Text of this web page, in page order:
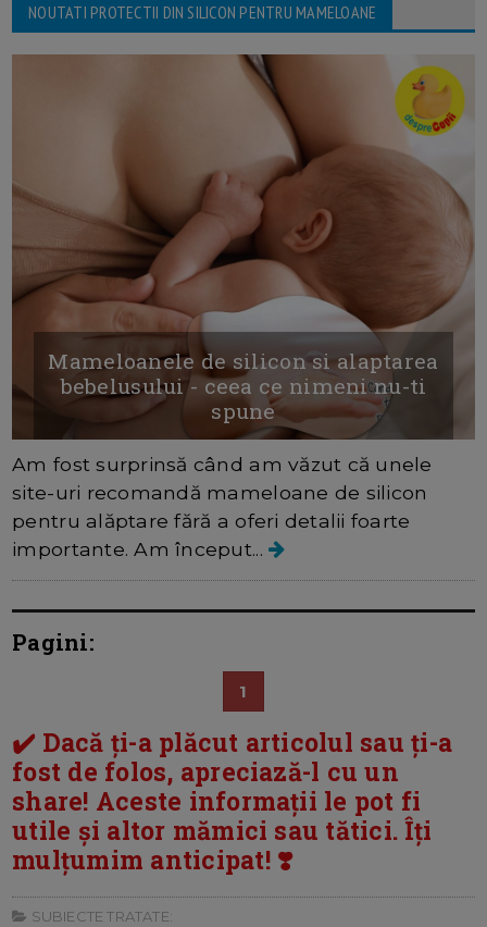
NOUTATI PROTECTII DIN SILICON PENTRU MAMELOANE
Mameloanele de silicon si alaptarea
bebelusului - ceea ce nimeni nu-ti
spune
Am fost surprinsă când am văzut că unele
site-uri recomandă mameloane de silicon
pentru alăptare fără a oferi detalii foarte
importante. Am început...
Pagini:
1
✔️ Dacă ți-a plăcut articolul sau ți-a
fost de folos, apreciază-l cu un
share! Aceste informații le pot fi
utile și altor mămici sau tătici. Îți
mulțumim anticipat! ❣️
SUBIECTE TRATATE: